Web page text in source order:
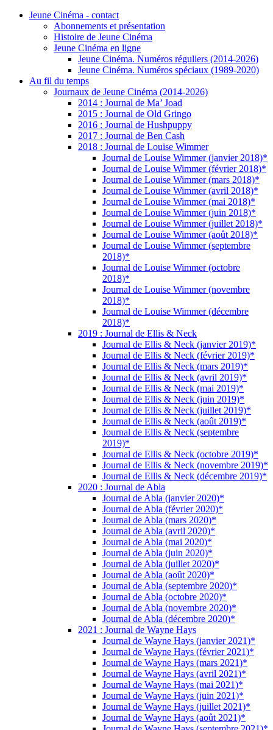
Jeune Cinéma - contact
Abonnements et présentation
Histoire de Jeune Cinéma
Jeune Cinéma en ligne
Jeune Cinéma. Numéros réguliers (2014-2026)
Jeune Cinéma. Numéros spéciaux (1989-2020)
Au fil du temps
Journaux de Jeune Cinéma (2014-2026)
2014 : Journal de Ma’ Joad
2015 : Journal de Old Gringo
2016 : Journal de Hushpuppy
2017 : Journal de Ben Cash
2018 : Journal de Louise Wimmer
Journal de Louise Wimmer (janvier 2018)*
Journal de Louise Wimmer (février 2018)*
Journal de Louise Wimmer (mars 2018)*
Journal de Louise Wimmer (avril 2018)*
Journal de Louise Wimmer (mai 2018)*
Journal de Louise Wimmer (juin 2018)*
Journal de Louise Wimmer (juillet 2018)*
Journal de Louise Wimmer (août 2018)*
Journal de Louise Wimmer (septembre
2018)*
Journal de Louise Wimmer (octobre
2018)*
Journal de Louise Wimmer (novembre
2018)*
Journal de Louise Wimmer (décembre
2018)*
2019 : Journal de Ellis & Neck
Journal de Ellis & Neck (janvier 2019)*
Journal de Ellis & Neck (février 2019)*
Journal de Ellis & Neck (mars 2019)*
Journal de Ellis & Neck (avril 2019)*
Journal de Ellis & Neck (mai 2019)*
Journal de Ellis & Neck (juin 2019)*
Journal de Ellis & Neck (juillet 2019)*
Journal de Ellis & Neck (août 2019)*
Journal de Ellis & Neck (septembre
2019)*
Journal de Ellis & Neck (octobre 2019)*
Journal de Ellis & Neck (novembre 2019)*
Journal de Ellis & Neck (décembre 2019)*
2020 : Journal de Abla
Journal de Abla (janvier 2020)*
Journal de Abla (février 2020)*
Journal de Abla (mars 2020)*
Journal de Abla (avril 2020)*
Journal de Abla (mai 2020)*
Journal de Abla (juin 2020)*
Journal de Abla (juillet 2020)*
Journal de Abla (août 2020)*
Journal de Abla (septembre 2020)*
Journal de Abla (octobre 2020)*
Journal de Abla (novembre 2020)*
Journal de Abla (décembre 2020)*
2021 : Journal de Wayne Hays
Journal de Wayne Hays (janvier 2021)*
Journal de Wayne Hays (février 2021)*
Journal de Wayne Hays (mars 2021)*
Journal de Wayne Hays (avril 2021)*
Journal de Wayne Hays (mai 2021)*
Journal de Wayne Hays (juin 2021)*
Journal de Wayne Hays (juillet 2021)*
Journal de Wayne Hays (août 2021)*